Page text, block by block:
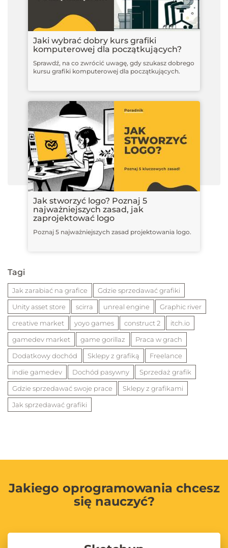
Jaki wybrać dobry kurs grafiki
komputerowej dla początkujących?
Sprawdź, na co zwrócić uwagę, gdy szukasz dobrego
kursu grafiki komputerowej dla początkujących.
Jak stworzyć logo? Poznaj 5
najważniejszych zasad, jak
zaprojektować logo
Poznaj 5 najważniejszych zasad projektowania logo.
Tagi
Jak zarabiać na grafice
Gdzie sprzedawać grafiki
Unity asset store
scirra unreal engine
Graphic river
creative market
yoyo games construct 2
itch.io
gamedev market
game gorillaz
Praca w grach
Dodatkowy dochód
Sklepy z grafiką
Freelance
indie gamedev
Dochód pasywny
Sprzedaż grafik
Gdzie sprzedawać swoje prace
Sklepy z grafikami
Jak sprzedawać grafiki
Jakiego oprogramowania chcesz
się nauczyć?